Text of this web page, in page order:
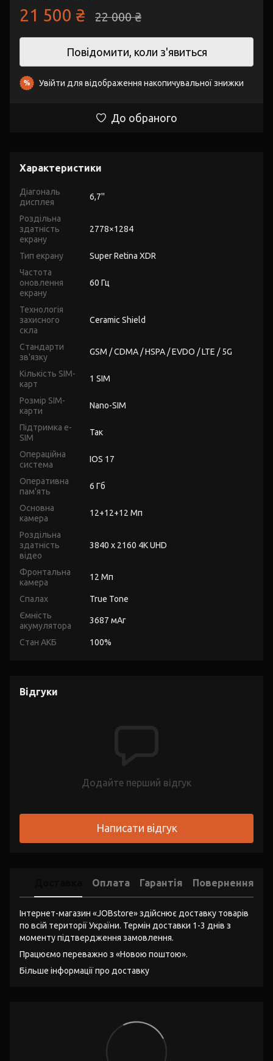
21 500 ₴ 22 000 ₴
Повідомити, коли з'явиться
% Увійти для відображення накопичувальної знижки
До обраного
Характеристики
Діагональ
дисплея
6,7''
Роздільна
здатність
екрану
2778×1284
Тип екрану
Super Retina XDR
Частота
оновлення
екрану
60 Гц
Технологія
захисного
скла
Ceramic Shield
Стандарти
зв'язку
GSM / CDMA / HSPA / EVDO / LTE / 5G
Кількість SIM-
карт
1 SIM
Розмір SIM-
карти
Nano-SIM
Підтримка e-
SIM
Так
Операційна
система
IOS 17
Оперативна
пам'ять
6 Гб
Основна
камера
12+12+12 Мп
Роздільна
здатність
відео
3840 x 2160 4K UHD
Фронтальна
камера
12 Мп
Спалах
True Tone
Ємність
акумулятора
3687 мАг
Стан АКБ 100%
Відгуки
Додайте перший відгук
Написати відгук
Оплата Гарантія Повернення
Інтернет-магазин «JOBstore» здійснює доставку товарів
по всій території України. Термін доставки 1-3 днів з
моменту підтвердження замовлення.
Працюємо переважно з «Новою поштою».
Більше інформації про доставку